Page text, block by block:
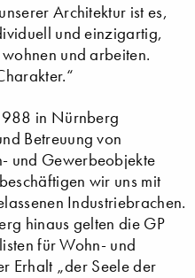
Architektur ist es,
und einzigartig,
und arbeiten.
in Nürnberg
Betreuung von
und Gewerbeobjekte
wir uns mit
Industriebrachen.
hinaus gelten die GP
für Wohn- und
Erhalt „der Seele der